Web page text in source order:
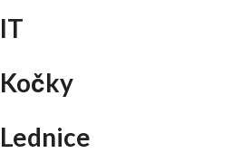
IT
Kočky
Lednice